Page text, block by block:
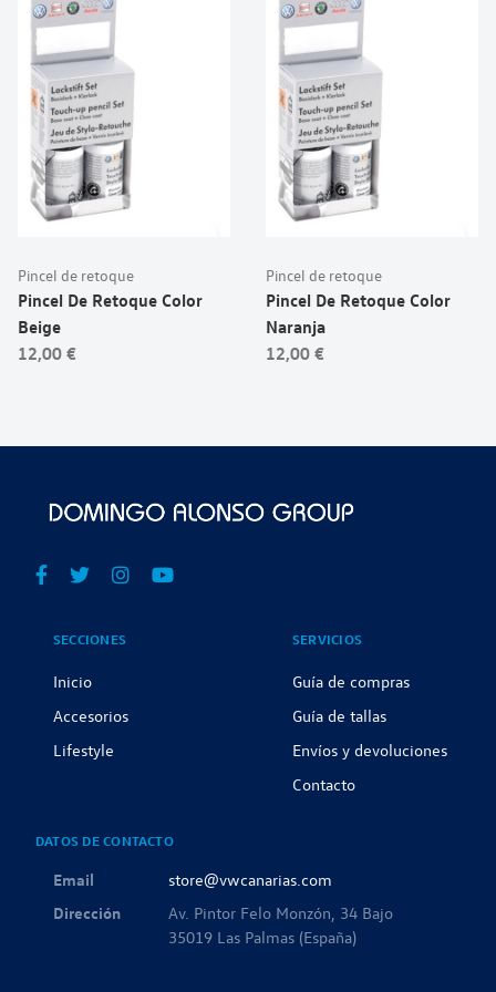
Pincel de retoque
Pincel De Retoque Color
Beige
12,00 €
Pincel de retoque
Pincel De Retoque Color
Naranja
12,00 €
SECCIONES
Inicio
Accesorios
Lifestyle
SERVICIOS
Guía de compras
Guía de tallas
Envíos y devoluciones
Contacto
DATOS DE CONTACTO
Email
store@vwcanarias.com
Dirección
Av. Pintor Felo Monzón, 34 Bajo
35019 Las Palmas (España)